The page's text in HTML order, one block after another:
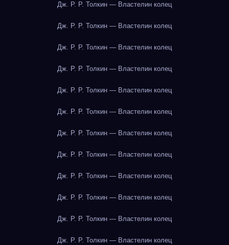
Дж. Р. Р. Толкин — Властелин колец
Дж. Р. Р. Толкин — Властелин колец
Дж. Р. Р. Толкин — Властелин колец
Дж. Р. Р. Толкин — Властелин колец
Дж. Р. Р. Толкин — Властелин колец
Дж. Р. Р. Толкин — Властелин колец
Дж. Р. Р. Толкин — Властелин колец
Дж. Р. Р. Толкин — Властелин колец
Дж. Р. Р. Толкин — Властелин колец
Дж. Р. Р. Толкин — Властелин колец
Дж. Р. Р. Толкин — Властелин колец
Дж. Р. Р. Толкин — Властелин колец